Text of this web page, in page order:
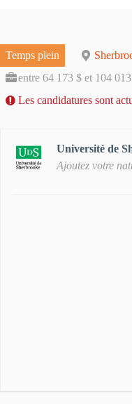
Temps plein
entre 64 173 $ et 104
Les candidatures sont
Université de
Ajoutez votre